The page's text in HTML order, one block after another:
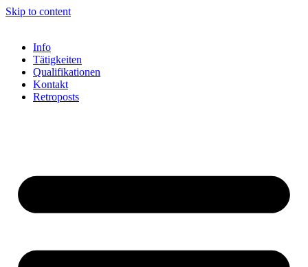
Skip to content
Info
Tätigkeiten
Qualifikationen
Kontakt
Retroposts